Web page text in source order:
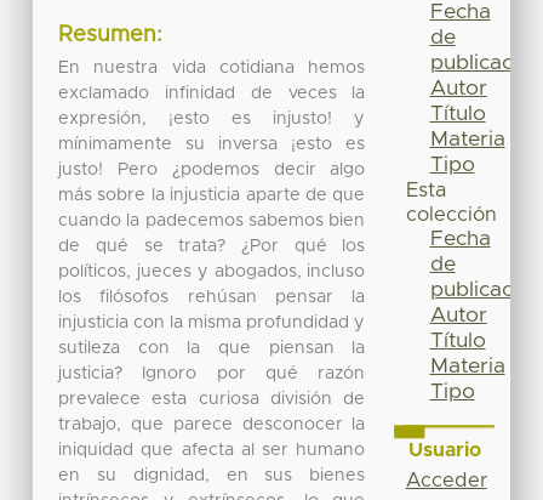
Resumen:
En nuestra vida cotidiana hemos
exclamado infinidad de veces la
expresión, ¡esto es injusto! y
mínimamente su inversa ¡esto es
justo! Pero ¿podemos decir algo
más sobre la injusticia aparte de que
cuando la padecemos sabemos bien
de qué se trata? ¿Por qué los
políticos, jueces y abogados, incluso
los filósofos rehúsan pensar la
injusticia con la misma profundidad y
sutileza con la que piensan la
justicia? Ignoro por qué razón
prevalece esta curiosa división de
trabajo, que parece desconocer la
iniquidad que afecta al ser humano
en su dignidad, en sus bienes
Fecha
de
publicación
Autor
Título
Materia
Tipo
Esta
colección
Fecha
de
publicación
Autor
Título
Materia
Tipo
Usuario
Acceder